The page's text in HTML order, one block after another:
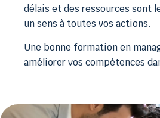
délais et des ressources sont
un sens à toutes vos actions.
Une bonne formation en
améliorer vos compétences